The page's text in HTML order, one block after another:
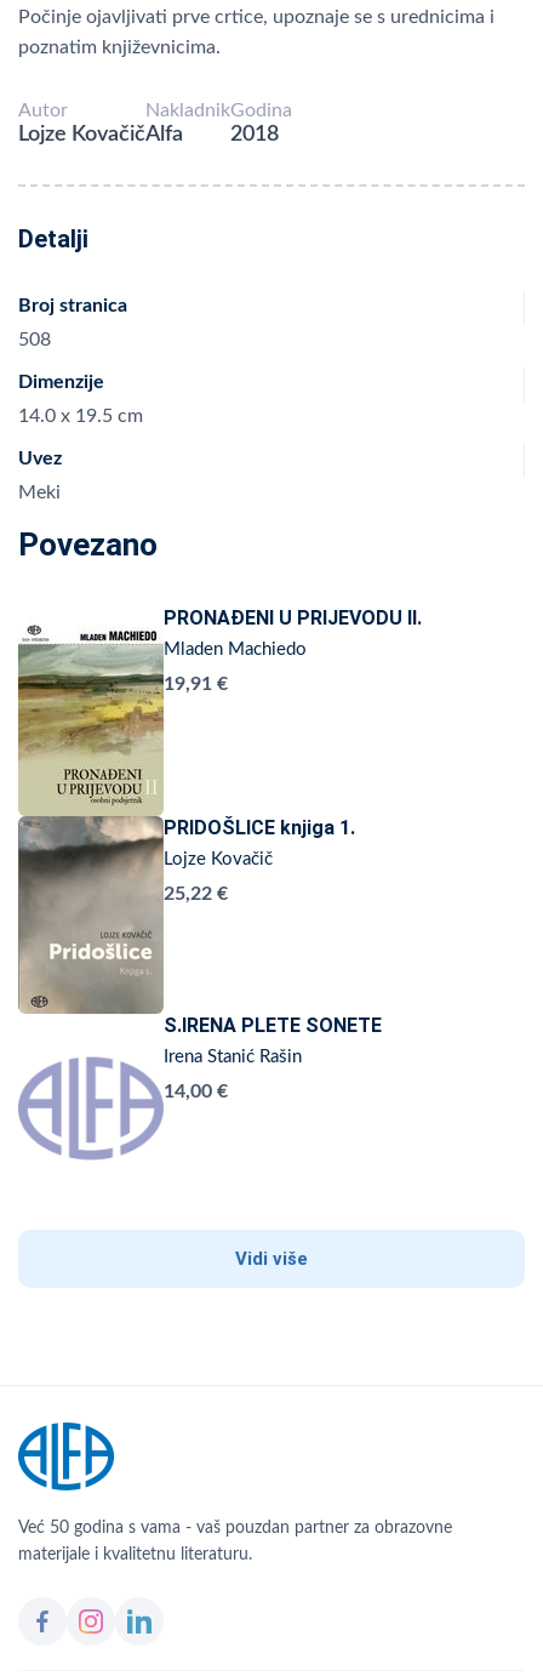
Počinje ojavljivati prve crtice, upoznaje se s urednicima i
poznatim književnicima.
Autor
Lojze Kovačič
Nakladnik
Alfa
Godina
2018
Detalji
Broj stranica
508
Dimenzije
14.0 x 19.5 cm
Uvez
Meki
Povezano
PRONAĐENI U PRIJEVODU II.
Mladen Machiedo
19,91 €
PRIDOŠLICE knjiga 1.
Lojze Kovačič
25,22 €
S.IRENA PLETE SONETE
Irena Stanić Rašin
14,00 €
Vidi više
Već 50 godina s vama - vaš pouzdan partner za obrazovne
materijale i kvalitetnu literaturu.